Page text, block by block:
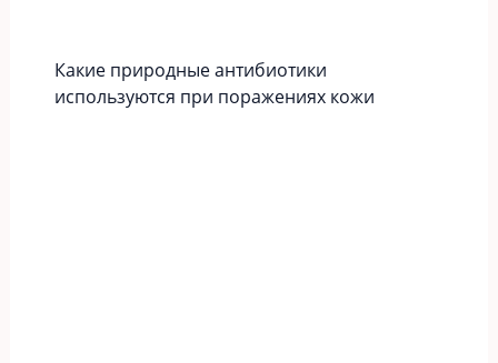
Какие природные антибиотики
используются при поражениях кожи